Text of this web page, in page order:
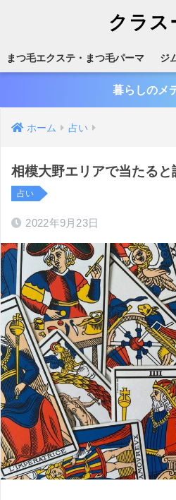
クラス
まつ毛エクステ・まつ毛パーマ ジ
暮らしのメ
ホーム 占い
相模大野エリアで当たると
占い
2022年9月23日